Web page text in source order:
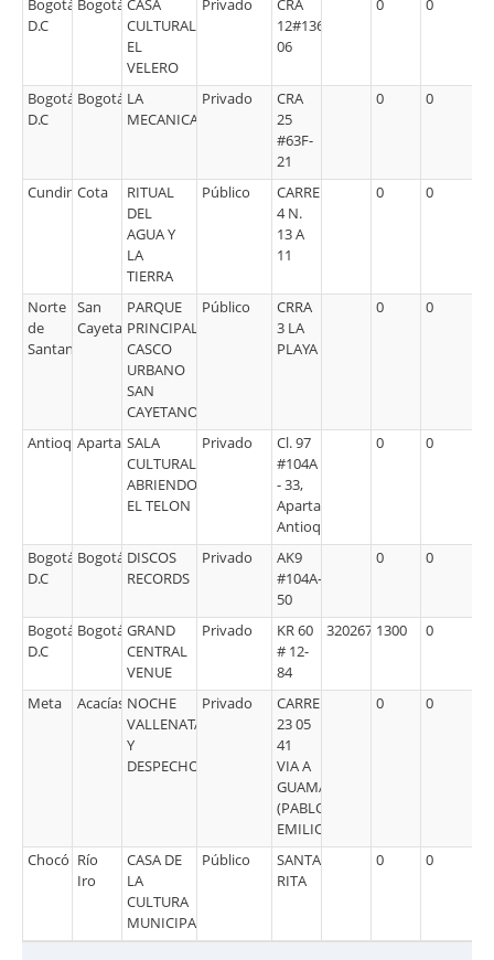
Bogotá
D.C
Bogotá CASA
CULTURAL
EL
VELERO
Privado
CRA
12#136-
06
0 0
Bogotá
D.C
Bogotá LA
MECANICA
Privado
CRA
25
#63F-
21
0 0
Cundinamarca
Cota
RITUAL
DEL
AGUA Y
LA
TIERRA
Público
CARRERA
4 N.
13 A
11
0 0
Norte
de
Santander
San
Cayetano
PARQUE
PRINCIPAL
CASCO
URBANO
SAN
CAYETANO
Público
CRRA
3 LA
PLAYA
0 0
AntioquiaApartadóSALA
CULTURAL
ABRIENDO
EL TELON
Privado
Cl. 97
#104A
- 33,
Apartadó,
Antioquia
0 0
Bogotá
D.C
Bogotá DISCOS
RECORDS
Privado
AK9
#104A-
50
0 0
Bogotá
D.C
Bogotá GRAND
CENTRAL
VENUE
Privado
KR 60
# 12-
84
3202670876
1300 0
Meta Acacías NOCHE
VALLENATA
Y
DESPECHO
Privado
CARRERA
23 05
41
VIA A
GUAMAL
(PABLO
EMILIO)
0 0
Chocó Río
Iro
CASA DE
LA
CULTURA
MUNICIPAL
Público
SANTA
RITA
0 0